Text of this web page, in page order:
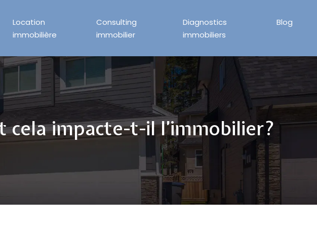
Location
immobilière
Consulting
immobilier
Diagnostics
immobiliers
Blog
cela impacte-t-il l’immobilier?